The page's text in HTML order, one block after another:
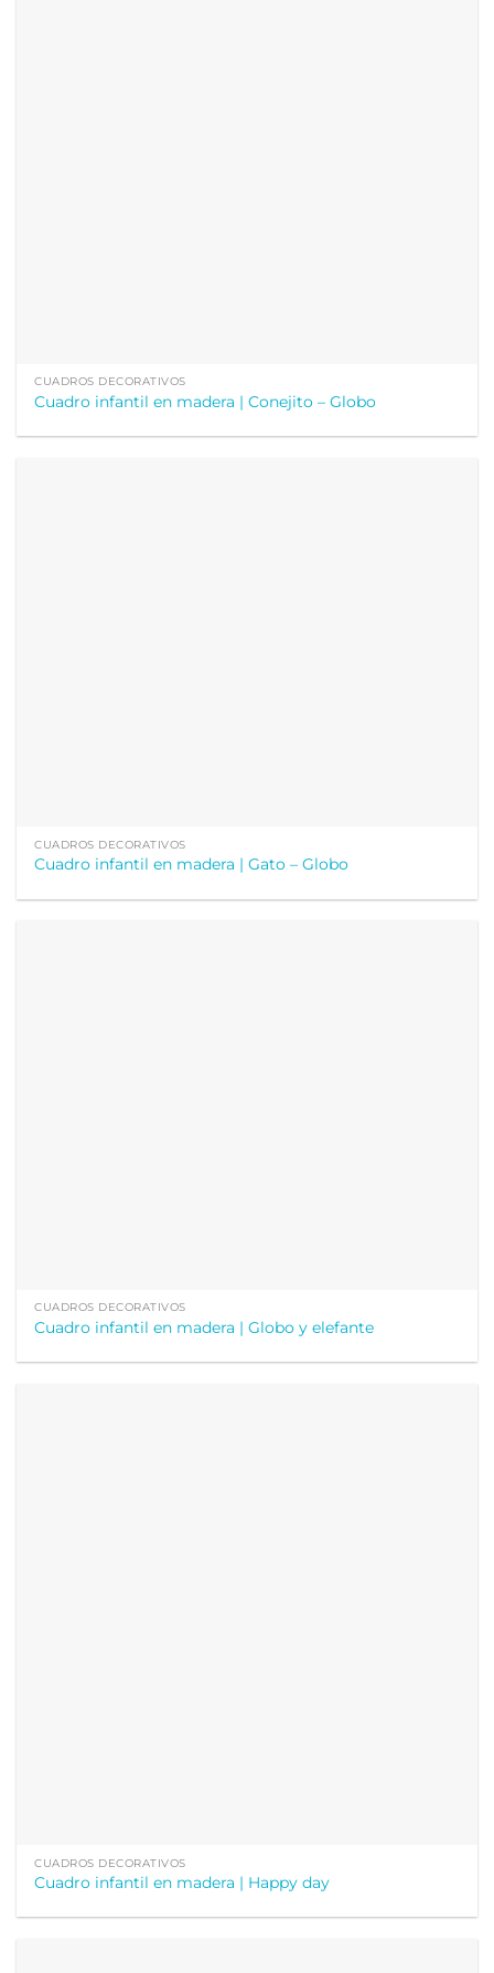
CUADROS DECORATIVOS
Cuadro infantil en madera | Conejito – Globo
CUADROS DECORATIVOS
Cuadro infantil en madera | Gato – Globo
CUADROS DECORATIVOS
Cuadro infantil en madera | Globo y elefante
CUADROS DECORATIVOS
Cuadro infantil en madera | Happy day